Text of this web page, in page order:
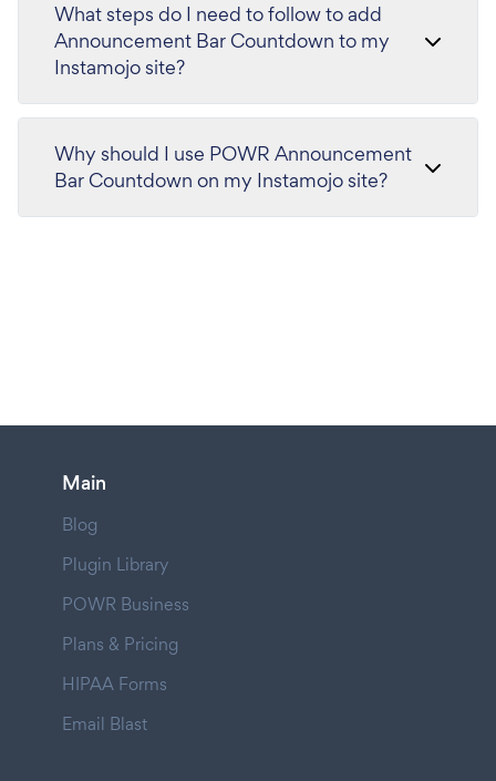
What steps do I need to follow to add
Announcement Bar Countdown to my
Instamojo site?
Why should I use POWR Announcement
Bar Countdown on my Instamojo site?
Main
Blog
Plugin Library
POWR Business
Plans & Pricing
HIPAA Forms
Email Blast